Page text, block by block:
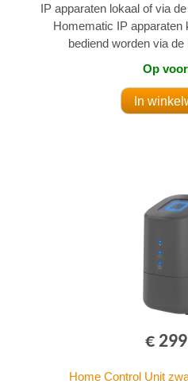
IP apparaten lokaal of via
Homematic IP apparaten
bediend worden via
Op
€
Home Control Unit